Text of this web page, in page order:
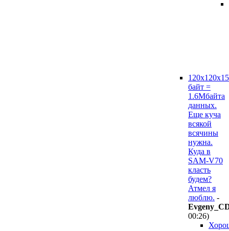
байт =
1.6Мбайта
данных.
Еще куча
всякой
всячины
нужна.
Куда в
SAM-V70
класть
будем?
Атмел я
люблю. -
00:26)